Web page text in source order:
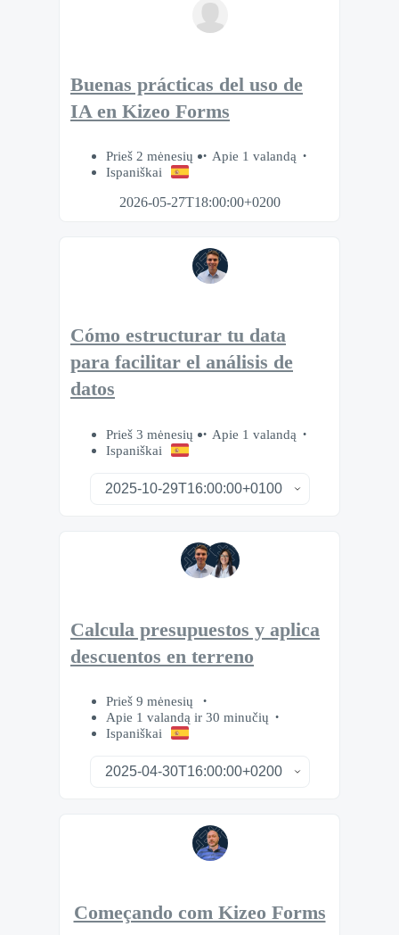
Buenas prácticas del uso de
IA en Kizeo Forms
Prieš 2 mėnesių
Apie 1 valandą
Ispaniškai
2026-05-27T18:00:00+0200
Cómo estructurar tu data
para facilitar el análisis de
datos
Prieš 3 mėnesių
Apie 1 valandą
Ispaniškai
Calcula presupuestos y aplica
descuentos en terreno
Prieš 9 mėnesių
Apie 1 valandą ir 30 minučių
Ispaniškai
Começando com Kizeo Forms